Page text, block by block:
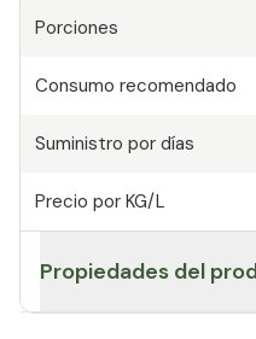
Porciones
Consumo recomendado
Suministro por días
Precio por KG/L
Propiedades del